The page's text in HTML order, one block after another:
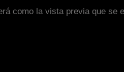
como la vista previa que se